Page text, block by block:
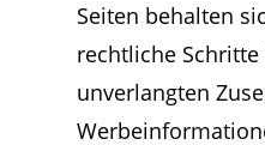
Seiten behalten
rechtliche
unverlangten